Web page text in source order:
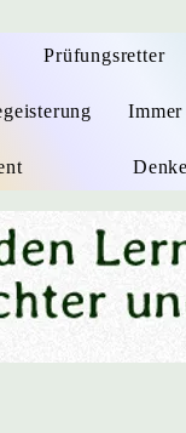
Prüfungsretter